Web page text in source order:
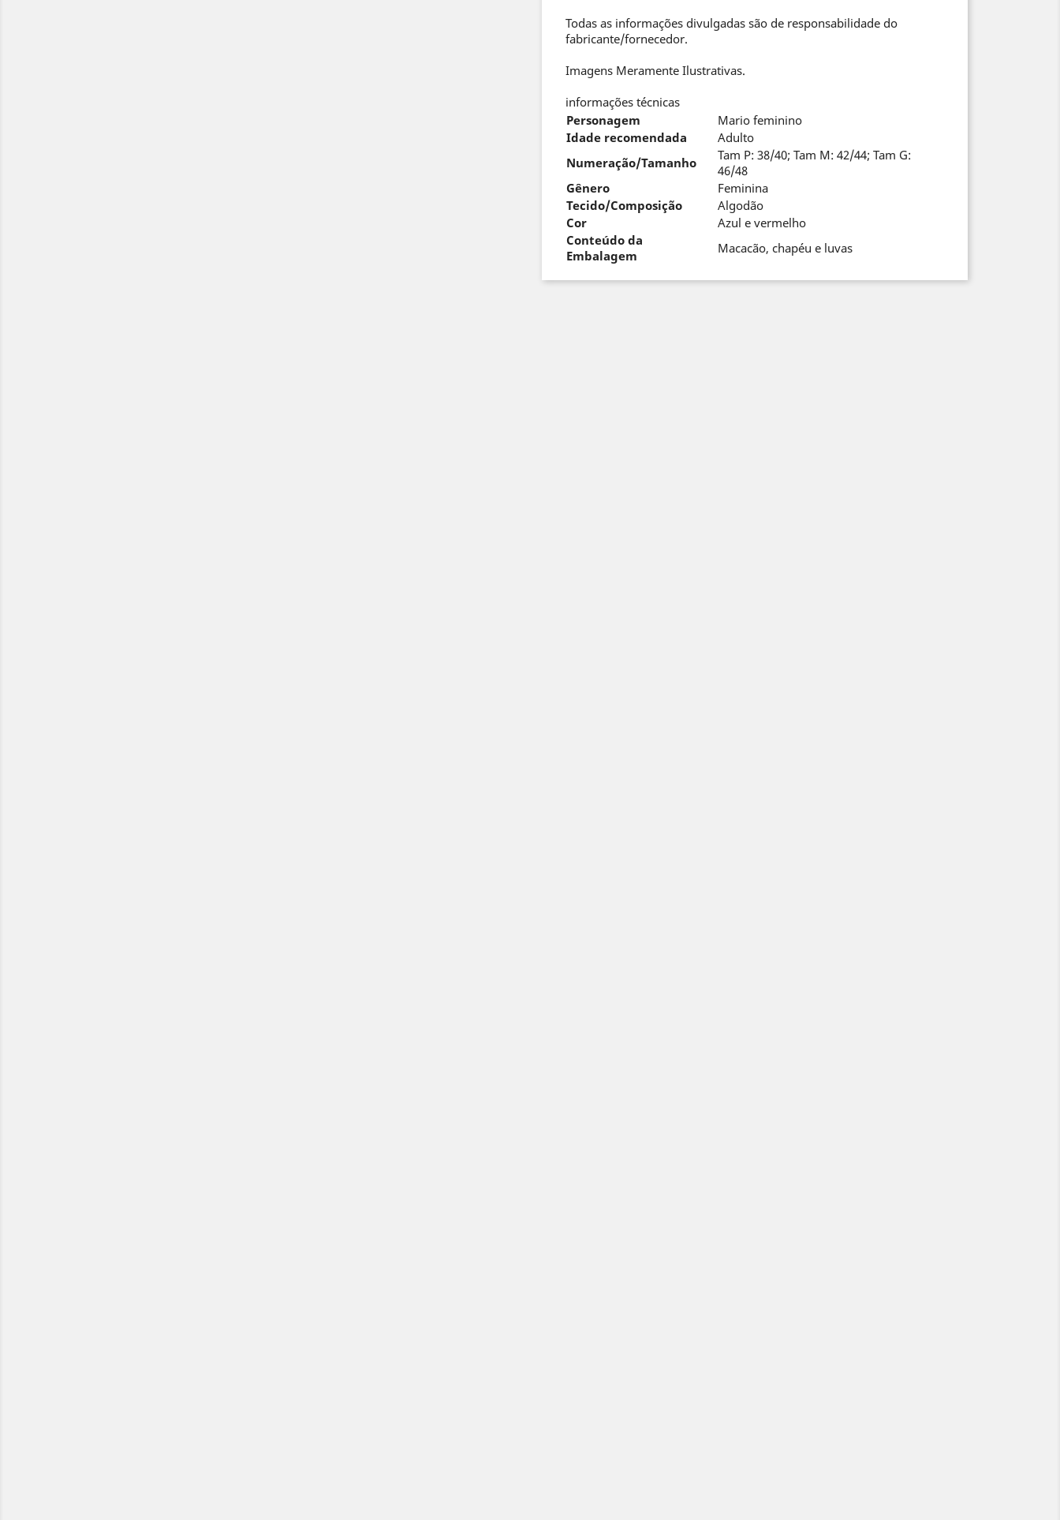
Todas as informações divulgadas são de responsabilidade do
fabricante/fornecedor.
Imagens Meramente Ilustrativas.
informações técnicas
Personagem
Mario feminino
Idade recomendada
Adulto
Numeração/Tamanho
Tam P: 38/40; Tam M: 42/44; Tam G:
46/48
Gênero
Feminina
Tecido/Composição
Algodão
Cor
Azul e vermelho
Conteúdo da
Embalagem
Macacão, chapéu e luvas